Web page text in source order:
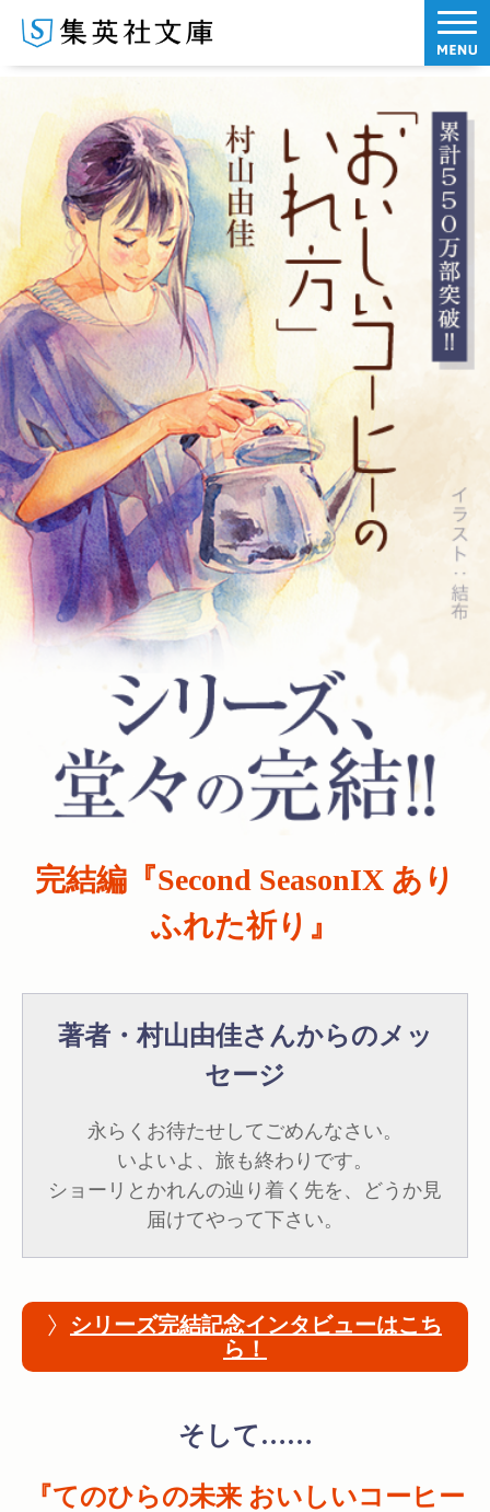
完結編『Second SeasonIX あり
ふれた祈り』
著者・村山由佳さんからのメッ
セージ
永らくお待たせしてごめんなさい。
いよいよ、旅も終わりです。
ショーリとかれんの辿り着く先を、どうか見
届けてやって下さい。
シリーズ完結記念インタビューはこち
ら！
そして……
『てのひらの未来 おいしいコーヒー